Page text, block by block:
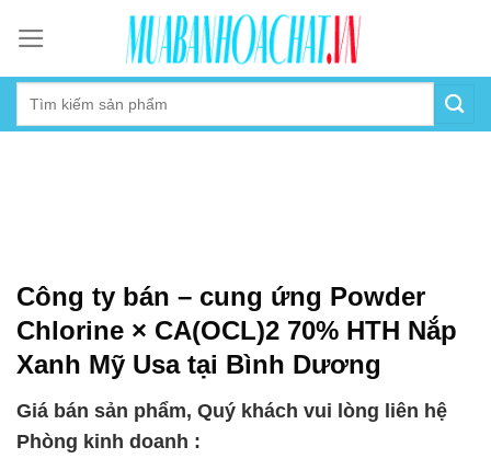
content
Công ty bán – cung ứng Powder
Chlorine × CA(OCL)2 70% HTH Nắp
Xanh Mỹ Usa tại Bình Dương
Giá bán sản phẩm, Quý khách vui lòng liên hệ
Phòng kinh doanh :